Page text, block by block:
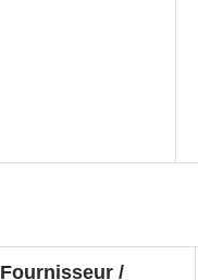
Fournisseur /